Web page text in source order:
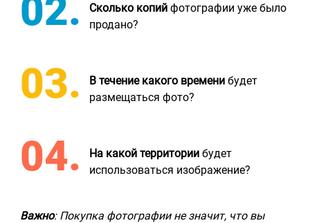
Сколько копий фотографии уже было
продано?
В течение какого времени будет
размещаться фото?
На какой территории будет
использоваться изображение?
Важно: Покупка фотографии не значит, что вы